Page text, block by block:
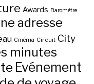
Awards Baromètre
adresse
Cinéma Circuit City
minutes
Evénement